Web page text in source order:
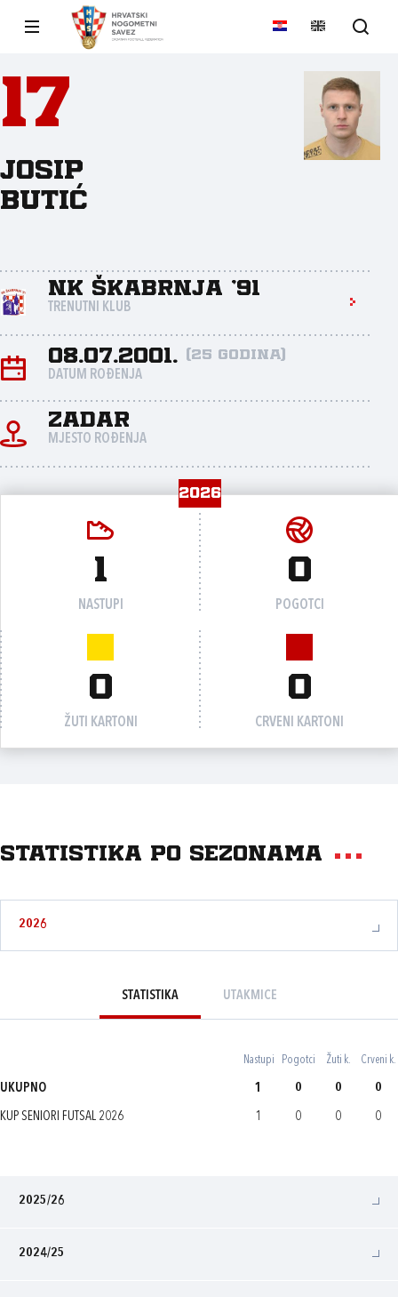
17
Josip
Butić
NK Škabrnja '91
TRENUTNI KLUB
08.07.2001. (25 godina)
DATUM ROĐENJA
Zadar
MJESTO ROĐENJA
2026
1
NASTUPI
0
POGOTCI
0
ŽUTI KARTONI
0
CRVENI KARTONI
Statistika po sezonama
2026
STATISTIKA UTAKMICE
Nastupi Pogotci Žuti k. Crveni k.
UKUPNO 1 0 0 0
KUP SENIORI FUTSAL 2026 1 0 0 0
2025/26
2024/25